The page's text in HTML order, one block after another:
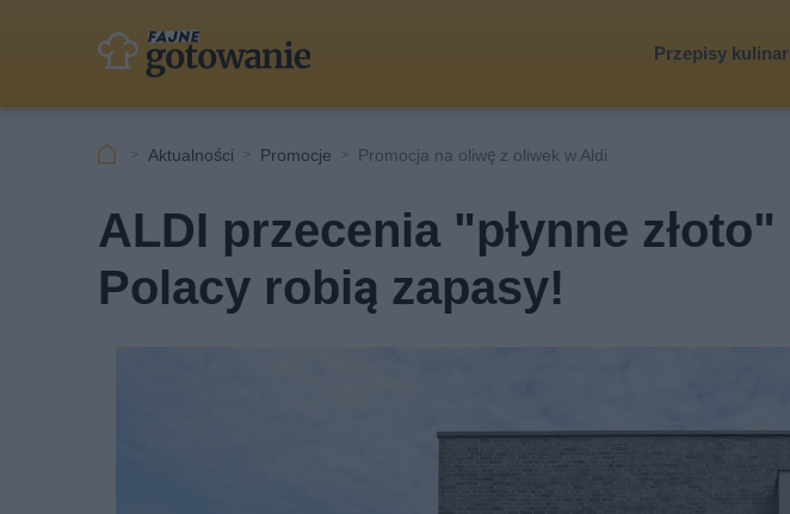
Przepisy
Aktualności Promocje Promocja na oliwę z oliwek w Aldi
ALDI przecenia "płynne złoto"
Polacy robią zapasy!